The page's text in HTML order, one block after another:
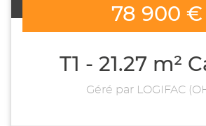
78 900 €
T1 - 21.27 m²
Géré par LOGIFAC